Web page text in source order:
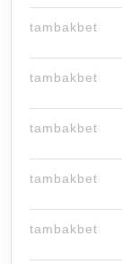
tambakbet
tambakbet
tambakbet
tambakbet
tambakbet